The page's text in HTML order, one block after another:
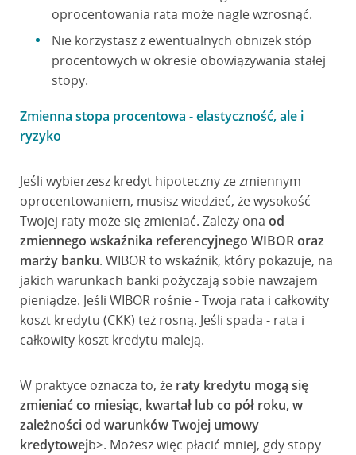
oprocentowania rata może nagle wzrosnąć.
Nie korzystasz z ewentualnych obniżek stóp
procentowych w okresie obowiązywania stałej
stopy.
Zmienna stopa procentowa - elastyczność, ale i
ryzyko
Jeśli wybierzesz kredyt hipoteczny ze zmiennym
oprocentowaniem, musisz wiedzieć, że wysokość
Twojej raty może się zmieniać. Zależy ona od
zmiennego wskaźnika referencyjnego WIBOR oraz
marży banku. WIBOR to wskaźnik, który pokazuje, na
jakich warunkach banki pożyczają sobie nawzajem
pieniądze. Jeśli WIBOR rośnie - Twoja rata i całkowity
koszt kredytu (CKK) też rosną. Jeśli spada - rata i
całkowity koszt kredytu maleją.
W praktyce oznacza to, że raty kredytu mogą się
zmieniać co miesiąc, kwartał lub co pół roku, w
zależności od warunków Twojej umowy
kredytowejb>. Możesz więc płacić mniej, gdy stopy